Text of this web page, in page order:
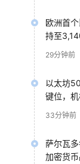
欧洲首
持至
29分钟前
以太坊
键位，
33分钟前
萨尔瓦
加密货